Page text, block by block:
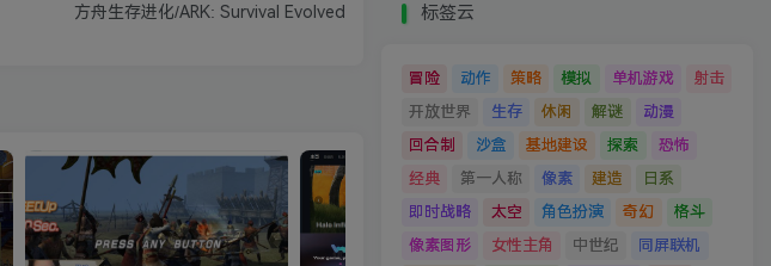
方舟生存进化/ARK: Survival Evolved
标签云
冒险 动作 策略 模拟 单机游戏
射击
开放世界
生存 休闲 解谜
动漫
回合制
沙盒 基地建设 探索
恐怖
经典
第一人称 像素 建造
日系
即时战略
太空 角色扮演 奇幻
格斗
像素图形
女性主角 中世纪 同屏联机